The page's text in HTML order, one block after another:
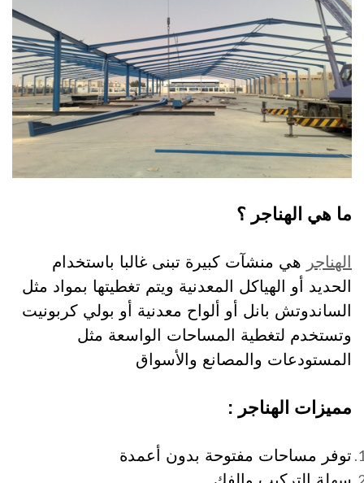
ما هي الهناجر ؟
الهناجر هي منشآت كبيرة تبنى غالبا باستخدام
الحديد أو الهياكل المعدنية ويتم تغطيتها بمواد مثل
الساندوتش بانل أو ألواح معدنية أو بولي كربونيت
وتستخدم لتغطية المساحات الواسعة مثل
المستودعات والمصانع والأسواق
مميزات الهناجر :
توفر مساحات مفتوحة بدون أعمدة
سهلة التركيب والفك